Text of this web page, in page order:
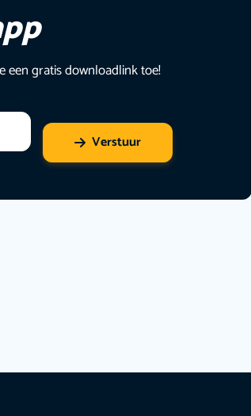
een gratis downloadlink toe!
Verstuur